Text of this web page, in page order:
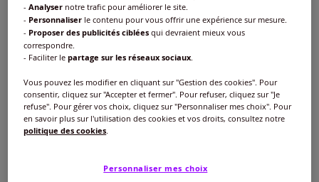
+5
-Analyser notre trafic pour améliorer le site.
- Personnaliser le contenu pour vous offrir une expérience sur mesure.
- Proposer des publicités ciblées qui devraient mieux vous
correspondre.
- Faciliter lepartage sur les réseaux sociaux.
Vous pouvez les modifier en cliquant sur "Gestion des cookies". Pour
consentir, cliquez sur "Accepter et fermer". Pour refuser, cliquez sur "Je
refuse". Pour gérer vos choix, cliquez sur "Personnaliser mes choix". Pour
en savoir plus sur l'utilisation des cookies et vos droits, consultez notre
politique des cookies.
Personnaliser mes choix